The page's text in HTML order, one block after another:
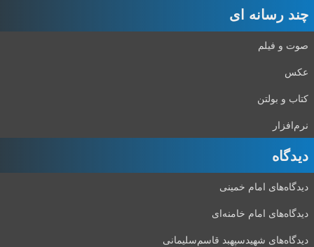
چند رسانه ای
صوت و فیلم
عکس
کتاب و بولتن
نرم‌افزار
دیدگاه‌
دیدگاه‌های امام خمینی
دیدگاه‌های امام خامنه‌ای
دیدگاه‌های شهید‌سپهبد قاسم‌سلیمانی